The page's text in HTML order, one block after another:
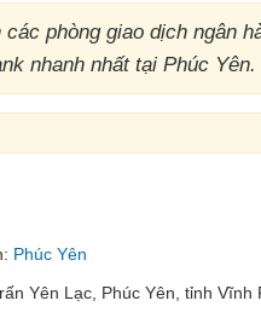
phòng giao dịch ngân
nhanh nhất tại Phúc Yên.
Phúc Yên
Yên Lạc, Phúc Yên, tỉnh Vĩnh